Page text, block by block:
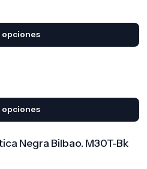
opciones
opciones
Negra Bilbao. M30T-Bk